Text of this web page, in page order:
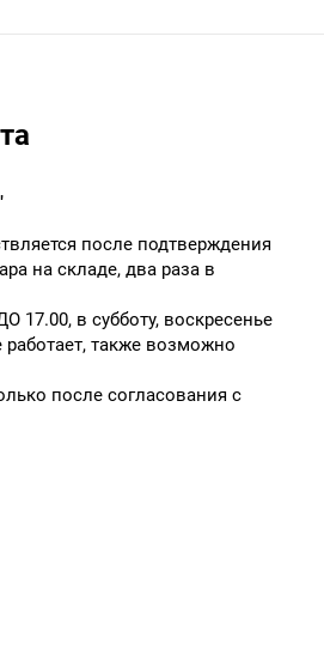
после подтверждения
на складе, два раза в
17.00, в субботу, воскресенье
также возможно
после согласования с